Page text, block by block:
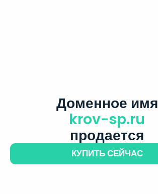
Доменное имя
krov-sp.ru
продается
КУПИТЬ СЕЙЧАС